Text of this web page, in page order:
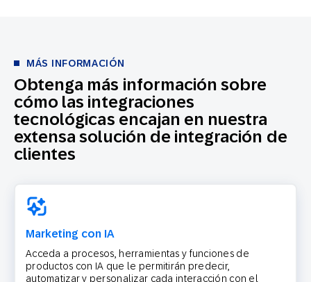
Obtenga más información sobre
cómo las integraciones
tecnológicas encajan en nuestra
extensa solución de integración de
clientes
MÁS INFORMACIÓN
Marketing con IA
Acceda a procesos, herramientas y funciones de
productos con IA que le permitirán predecir,
automatizar y personalizar cada interacción con el